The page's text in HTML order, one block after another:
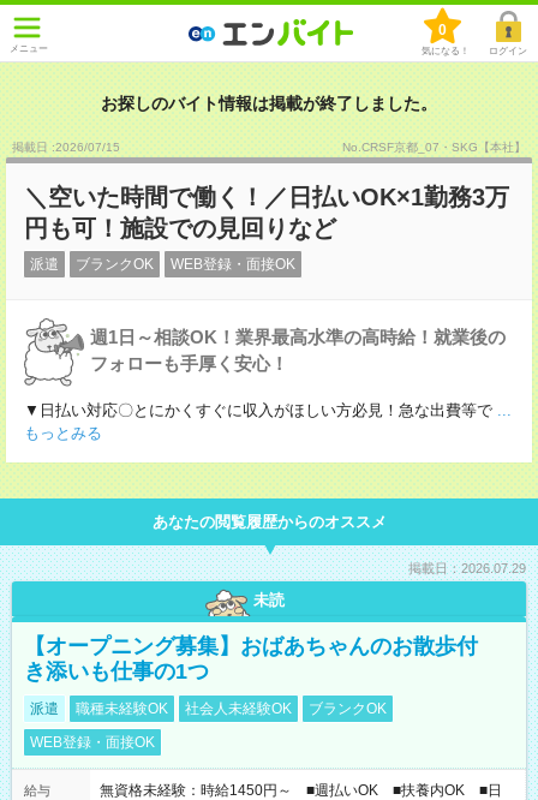
メニュー
0
気になる！ ログイン
お探しのバイト情報は掲載が終了しました。
掲載日 :2026/07/15 No.CRSF京都_07・SKG【本社】
＼空いた時間で働く！／日払いOK×1勤務3万
円も可！施設での見回りなど
派遣 ブランクOK WEB登録・面接OK
週1日～相談OK！業界最高水準の高時給！就業後の
フォローも手厚く安心！
▼日払い対応〇とにかくすぐに収入がほしい方必見！急な出費等で ...
もっとみる
あなたの閲覧履歴からのオススメ
掲載日：2026.07.29
未読
【オープニング募集】おばあちゃんのお散歩付
き添いも仕事の1つ
派遣 職種未経験OK 社会人未経験OK
ブランクOK
WEB登録・面接OK
給与
無資格未経験：時給1450円～ ■週払いOK ■扶養内OK ■日